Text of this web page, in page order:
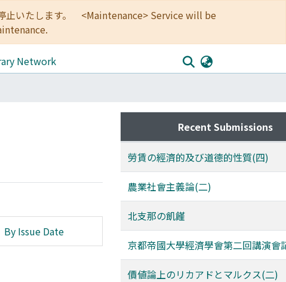
止いたします。 <Maintenance> Service will be
Network
By Issue Date
Recent Submissions
勞賃の經濟的及び道德的性質(四)
農業社會主義論(二)
北支那の飢饉
京都帝國大學經濟學會第二回講演會
價値論上のリカアドとマルクス(二)